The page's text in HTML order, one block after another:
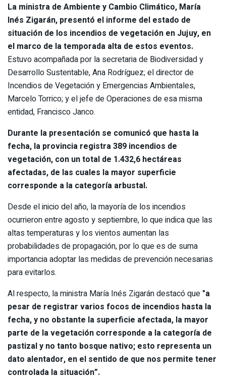
La ministra de Ambiente y Cambio Climático, María
Inés Zigarán, presentó el informe del estado de
situación de los incendios de vegetación en Jujuy, en
el marco de la temporada alta de estos eventos.
Estuvo acompañada por la secretaria de Biodiversidad y
Desarrollo Sustentable, Ana Rodríguez; el director de
Incendios de Vegetación y Emergencias Ambientales,
Marcelo Torrico; y el jefe de Operaciones de esa misma
entidad, Francisco Janco.
Durante la presentación se comunicó que hasta la
fecha, la provincia registra 389 incendios de
vegetación, con un total de 1.432,6 hectáreas
afectadas, de las cuales la mayor superficie
corresponde a la categoría arbustal.
Desde el inicio del año, la mayoría de los incendios
ocurrieron entre agosto y septiembre, lo que indica que las
altas temperaturas y los vientos aumentan las
probabilidades de propagación, por lo que es de suma
importancia adoptar las medidas de prevención necesarias
para evitarlos.
Al respecto, la ministra María Inés Zigarán destacó que "a
pesar de registrar varios focos de incendios hasta la
fecha, y no obstante la superficie afectada, la mayor
parte de la vegetación corresponde a la categoría de
pastizal y no tanto bosque nativo; esto representa un
dato alentador, en el sentido de que nos permite tener
controlada la situación”.